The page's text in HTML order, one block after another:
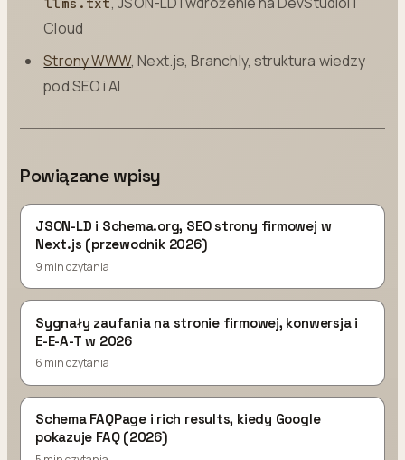
Cloud
Strony WWW, Next.js, Branchly, struktura wiedzy
pod SEO i AI
Powiązane wpisy
JSON-LD i Schema.org, SEO strony firmowej w
Next.js (przewodnik 2026)
9 min czytania
Sygnały zaufania na stronie firmowej, konwersja i
E-E-A-T w 2026
6 min czytania
Schema FAQPage i rich results, kiedy Google
pokazuje FAQ (2026)